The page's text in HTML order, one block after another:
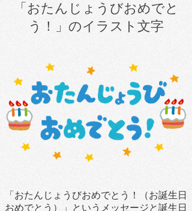
「おたんじょうびおめでと
う！」のイラスト文字
「おたんじょうびおめでとう！（お誕生日
おめでとう）」というメッセージと誕生日